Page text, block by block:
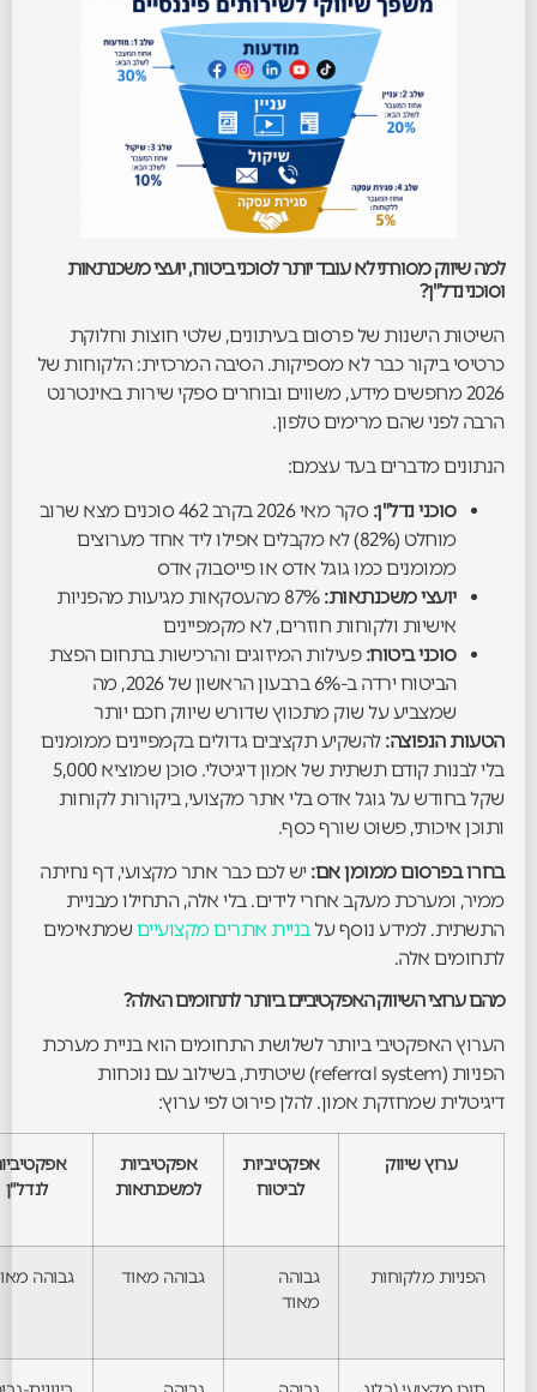
למה שיווק מסורתי לא עובד יותר לסוכני ביטוח, יועצי משכנתאות
וסוכני נדל"ן?
השיטות הישנות של פרסום בעיתונים, שלטי חוצות וחלוקת
כרטיסי ביקור כבר לא מספיקות. הסיבה המרכזית: הלקוחות של
2026 מחפשים מידע, משווים ובוחרים ספקי שירות באינטרנט
הרבה לפני שהם מרימים טלפון.
הנתונים מדברים בעד עצמם:
סוכני נדל"ן:
סקר מאי 2026 בקרב 462 סוכנים מצא שרוב
מוחלט (82%) לא מקבלים אפילו ליד אחד מערוצים
ממומנים כמו גוגל אדס או פייסבוק אדס
יועצי משכנתאות:
87% מהעסקאות מגיעות מהפניות
אישיות ולקוחות חוזרים, לא מקמפיינים
סוכני ביטוח: פעילות המיזוגים והרכישות בתחום הפצת
הביטוח ירדה ב-6% ברבעון הראשון של 2026, מה
שמצביע על שוק מתכווץ שדורש שיווק חכם יותר
הטעות הנפוצה: להשקיע תקציבים גדולים בקמפיינים ממומנים
בלי לבנות קודם תשתית של אמון דיגיטלי. סוכן שמוציא 5,000
שקל בחודש על גוגל אדס בלי אתר מקצועי, ביקורות לקוחות
ותוכן איכותי, פשוט שורף כסף.
בחרו בפרסום ממומן אם: יש לכם כבר אתר מקצועי, דף נחיתה
ממיר, ומערכת מעקב אחרי לידים. בלי אלה, התחילו מבניית
התשתית. למידע נוסף עלבניית אתרים מקצועיים שמתאימים
לתחומים אלה.
מהם ערוצי השיווק האפקטיביים ביותר לתחומים האלה?
הערוץ האפקטיבי ביותר לשלושת התחומים הוא בניית מערכת
הפניות (referral system) שיטתית, בשילוב עם נוכחות
דיגיטלית שמחזקת אמון. להלן פירוט לפי ערוץ:
ערוץ שיווק
אפקטיביות
לביטוח
אפקטיביות
למשכנתאות
לנדל"ן
הפניות מלקוחות
גבוהה
מאוד
גבוהה מאוד גבוהה